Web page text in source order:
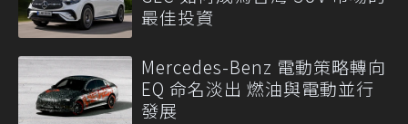
最佳投資
Mercedes-Benz 電動策略轉向
EQ 命名淡出 燃油與電動並行
發展